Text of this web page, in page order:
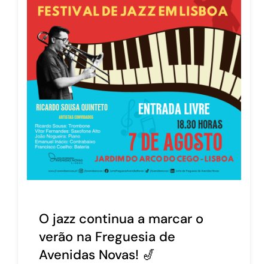
O jazz continua a marcar o
verão na Freguesia de
Avenidas Novas! 🎷